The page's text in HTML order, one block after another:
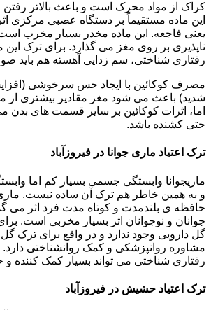
کراک از مواد محرک است و باعث بالاتر
این ماده مستقیماً بر دستگاه عصبی مرکزی
یعنی فاجعه. این ماده مخدر بسیار مخرب
ناپذیری بر روی مغز می گذارد. برای ترک این
رفتاری شناختی، سم زدایی آهسته هم باید
مصرف کوکائین با ایجاد حس سرخوشی
شدید) باعث می شود مغز مقادیر بیشتری از
اما، اثرات کوکائین بر سایر قسمت های بدن
حتی کشنده باشد.
ترک اعتیاد ماری جوانا در فیروزآباد
ماریجوانا وابستگی جسمی بسیار کم اما
و به همین خاطر هم ترک آن ساده نیست. ماری
حافظه ی بلندمدت و کوتاه مدت فرد اثر می
جوانان و نوجوانان اثر بسیار مخربی است.
گل دارویی وجود ندارد و در واقع برای ترک
مشاوره روانپزشکی و کمک روانشناختی
رفتاری شناختی می تواند بسیار کمک کننده و
ترک اعتیاد حشیش در فیروزآباد